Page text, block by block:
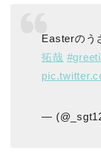
Easterのう
拓哉
—